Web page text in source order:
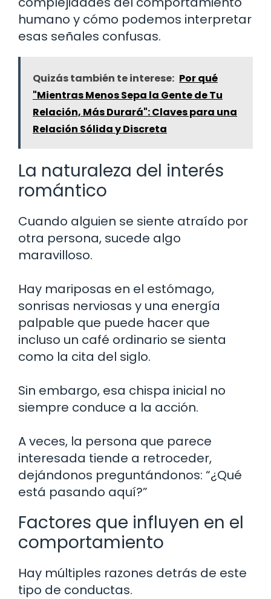
humano y cómo podemos interpretar
esas señales confusas.
Quizás también te interese: Por qué
"Mientras Menos Sepa la Gente de Tu
Relación, Más Durará": Claves para una
Relación Sólida y Discreta
La naturaleza del interés
romántico
Cuando alguien se siente atraído por
otra persona, sucede algo
maravilloso.
Hay mariposas en el estómago,
sonrisas nerviosas y una energía
palpable que puede hacer que
incluso un café ordinario se sienta
como la cita del siglo.
Sin embargo, esa chispa inicial no
siempre conduce a la acción.
A veces, la persona que parece
interesada tiende a retroceder,
dejándonos preguntándonos: “¿Qué
está pasando aquí?”
Factores que influyen en el
comportamiento
Hay múltiples razones detrás de este
tipo de conductas.